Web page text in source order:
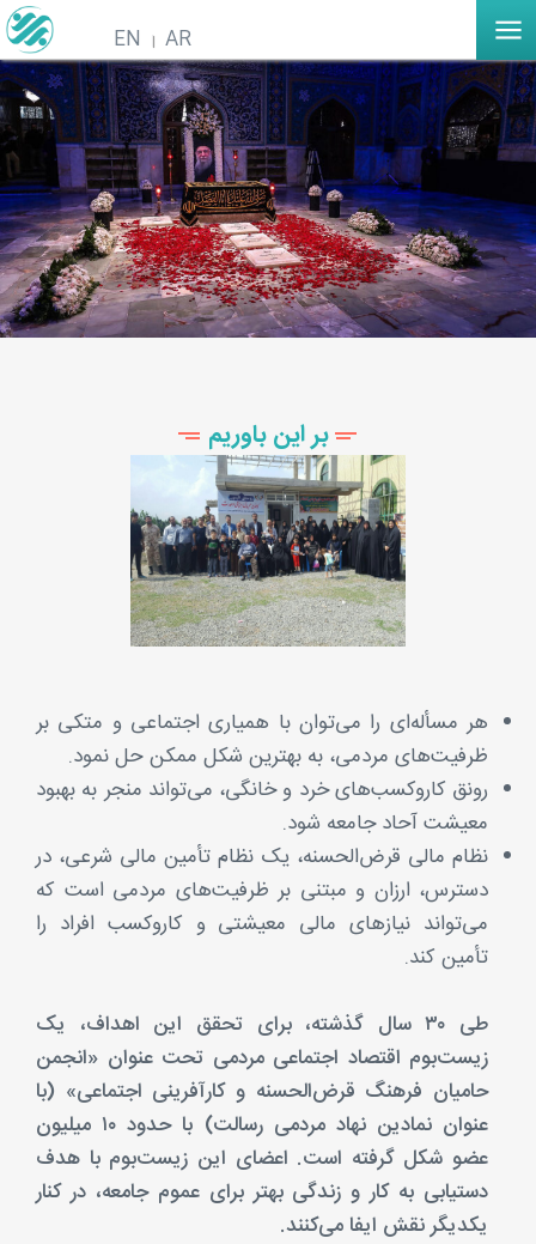
AR
EN
بر این باوریم
هر مسأله‌ای را می‌توان با همیاری اجتماعی و متکی بر
ظرفیت‌های مردمی، به بهترین شکل ممکن حل نمود.
رونق کاروکسب‌های خرد و خانگی، می‌تواند منجر به بهبود
معیشت آحاد جامعه شود.
نظام مالی قرض‌الحسنه، یک نظام تأمین مالی شرعی، در
دسترس، ارزان و مبتنی بر ظرفیت‌های مردمی است که
می‌تواند نیازهای مالی معیشتی و کاروکسب افراد را
تأمین کند.
طی ۳۰ سال گذشته، برای تحقق این اهداف، یک
زیست‌بوم اقتصاد اجتماعی مردمی تحت عنوان «انجمن
حامیان فرهنگ قرض‌الحسنه و کارآفرینی اجتماعی» (با
عنوان نمادین نهاد مردمی رسالت) با حدود ۱۰ میلیون
عضو شکل گرفته است. اعضای این زیست‌بوم با هدف
دستیابی به کار و زندگی بهتر برای عموم جامعه، در کنار
یکدیگر نقش ایفا می‌کنند.